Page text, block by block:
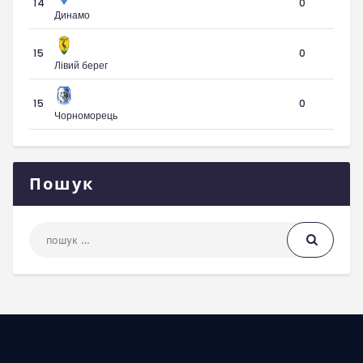
14
Динамо
0
15
Лівий берег
0
15
Чорноморець
0
Пошук